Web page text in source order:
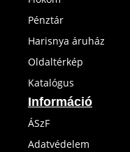
Pénztár
Harisnya áruház
Oldaltérkép
Katalógus
Információ
ÁSzF
Adatvédelem